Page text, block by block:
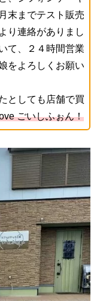
末までテスト販売
り連絡がありまし
て、２４時間営業
をよろしくお願い
としても店舗で買
ごいしふぉん！